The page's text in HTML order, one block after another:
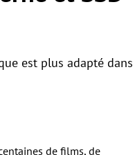
est plus adapté dans
de films, de